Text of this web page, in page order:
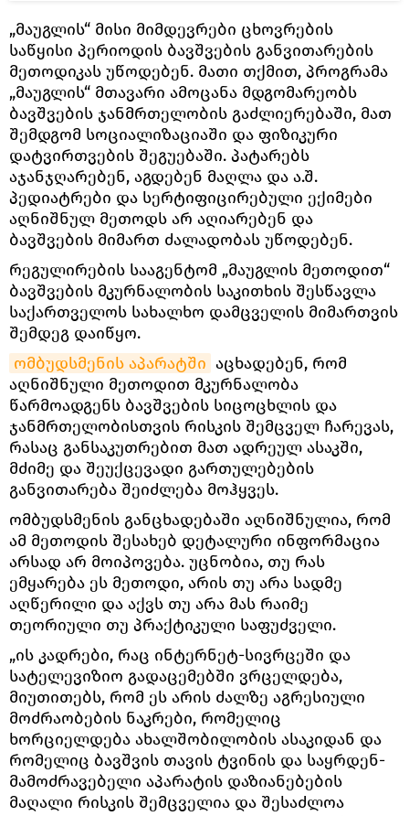
„მაუგლის“ მისი მიმდევრები ცხოვრების
საწყისი პერიოდის ბავშვების განვითარების
მეთოდიკას უწოდებენ. მათი თქმით, პროგრამა
„მაუგლის“ მთავარი ამოცანა მდგომარეობს
ბავშვების ჯანმრთელობის გაძლიერებაში, მათ
შემდგომ სოციალიზაციაში და ფიზიკური
დატვირთვების შეგუებაში. პატარებს
აჯანჯღარებენ, აგდებენ მაღლა და ა.შ.
პედიატრები და სერტიფიცირებული ექიმები
აღნიშნულ მეთოდს არ აღიარებენ და
ბავშვების მიმართ ძალადობას უწოდებენ.
რეგულირების სააგენტომ „მაუგლის მეთოდით“
ბავშვების მკურნალობის საკითხის შესწავლა
საქართველოს სახალხო დამცველის მიმართვის
შემდეგ დაიწყო.
ომბუდსმენის აპარატში აცხადებენ, რომ
აღნიშნული მეთოდით მკურნალობა
წარმოადგენს ბავშვების სიცოცხლის და
ჯანმრთელობისთვის რისკის შემცველ ჩარევას,
რასაც განსაკუთრებით მათ ადრეულ ასაკში,
მძიმე და შეუქცევადი გართულებების
განვითარება შეიძლება მოჰყვეს.
ომბუდსმენის განცხადებაში აღნიშნულია, რომ
ამ მეთოდის შესახებ დეტალური ინფორმაცია
არსად არ მოიპოვება. უცნობია, თუ რას
ემყარება ეს მეთოდი, არის თუ არა სადმე
აღწერილი და აქვს თუ არა მას რაიმე
თეორიული თუ პრაქტიკული საფუძველი.
„ის კადრები, რაც ინტერნეტ-სივრცეში და
სატელევიზიო გადაცემებში ვრცელდება,
მიუთითებს, რომ ეს არის ძალზე აგრესიული
მოძრაობების ნაკრები, რომელიც
ხორციელდება ახალშობილობის ასაკიდან და
რომელიც ბავშვის თავის ტვინის და საყრდენ-
მამოძრავებელი აპარატის დაზიანებების
მაღალი რისკის შემცველია და შესაძლოა